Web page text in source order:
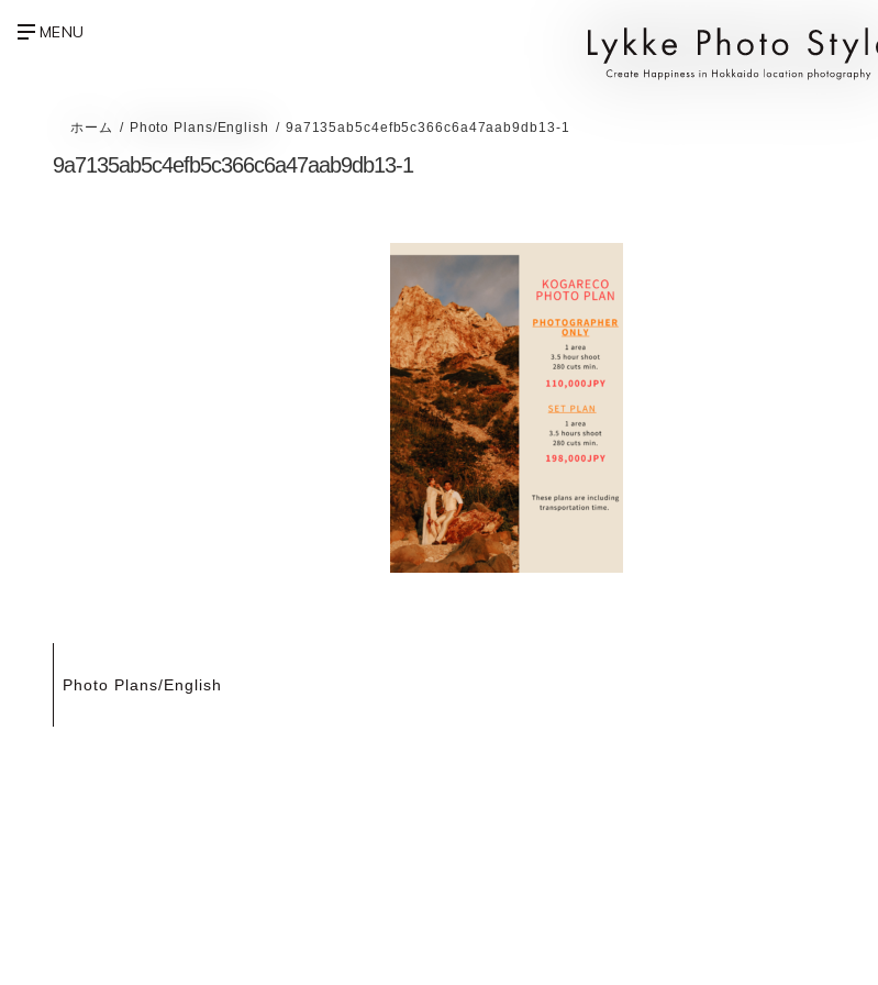
ホーム Photo Plans/English 9a7135ab5c4efb5c366c6a47aab9db13-1
9a7135ab5c4efb5c366c6a47aab9db13-1
稿
Photo Plans/English